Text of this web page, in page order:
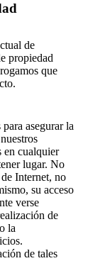
de
propiedad
que
asegurar la
en cualquier
lugar. No
Internet, no
su acceso
verse
de
la
de tales